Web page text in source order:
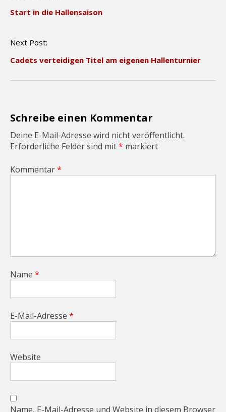
s
a
i
o
n
Start in die Hallensaison
Next Post:
Cadets verteidigen Titel am eigenen Hallenturnier
Schreibe einen Kommentar
Deine E-Mail-Adresse wird nicht veröffentlicht.
Erforderliche Felder sind mit* markiert
Kommentar*
Name *
E-Mail-Adresse *
Website
Name, E-Mail-Adresse und Website in diesem Browser